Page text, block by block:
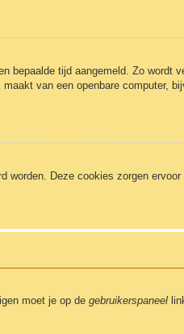
bepaalde tijd aangemeld. Zo wordt
van een openbare computer,
Deze cookies zorgen
moet je op de gebruikerspaneel